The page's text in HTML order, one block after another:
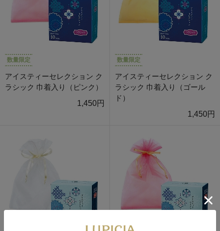
数量限定
アイスティーセレクション ク
ラシック 巾着入り（ピンク）
1,450円
数量限定
アイスティーセレクション ク
ラシック 巾着入り（ゴール
ド）
1,450円